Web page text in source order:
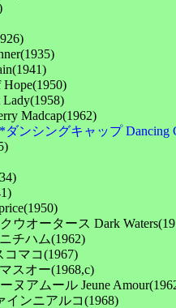
Madcap(1962)
*ダンシングキャップ Dancing
オータース Dark
チハム(1962)
マコ(1967)
スオー(1968,c)
アムール Jeune
ンニアルコ(1968)